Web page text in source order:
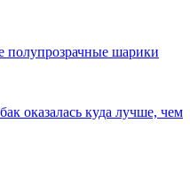
полупрозрачные шарики
оказалась куда лучше, чем